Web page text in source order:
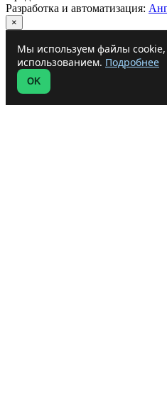
Разработка и автоматизация:
×
Мы используем файлы cookie,
использованием. Подробнее
OK